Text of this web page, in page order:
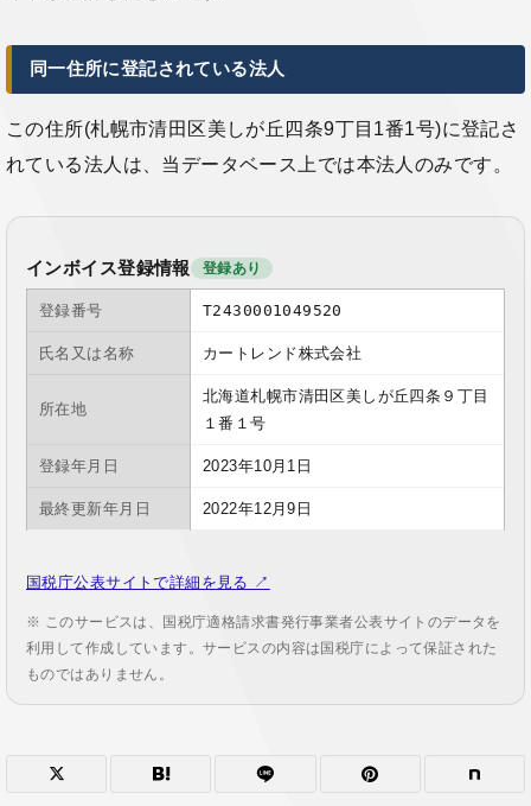
同一住所に登記されている法人
この住所(札幌市清田区美しが丘四条9丁目1番1号)に登記さ
れている法人は、当データベース上では本法人のみです。
インボイス登録情報 登録あり
登録番号 T2430001049520
氏名又は名称 カートレンド株式会社
所在地
北海道札幌市清田区美しが丘四条９丁目
１番１号
登録年月日 2023年10月1日
最終更新年月日 2022年12月9日
国税庁公表サイトで詳細を見る ↗
※ このサービスは、国税庁適格請求書発行事業者公表サイトのデータを
利用して作成しています。サービスの内容は国税庁によって保証された
ものではありません。